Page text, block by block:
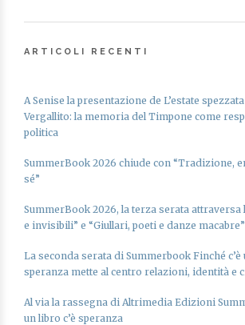
ARTICOLI RECENTI
A Senise la presentazione de L’estate
Vergallito: la memoria del Timpone come
politica
SummerBook 2026 chiude con “Tradizione,
sé”
SummerBook 2026, la terza serata attraversa
e invisibili” e “Giullari, poeti e danze macabre”
La seconda serata di Summerbook Finché c’è
speranza mette al centro relazioni, identità e
Al via la rassegna di Altrimedia Edizioni
un libro c’è speranza